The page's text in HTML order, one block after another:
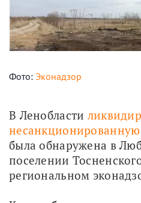
Фото: Эконадзор
В Ленобласти
несанкционированную
была обнаружена в
поселении
региональном